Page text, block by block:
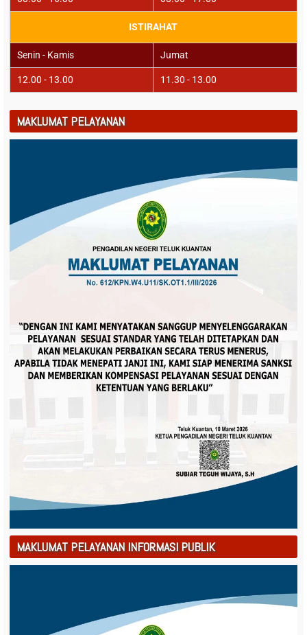
ISTIRAHAT
Senin - Kamis Jumat
12.00 - 13.00 11.30 - 13.00
MAKLUMAT PELAYANAN
MAKLUMAT PELAYANAN INFORMASI PUBLIK